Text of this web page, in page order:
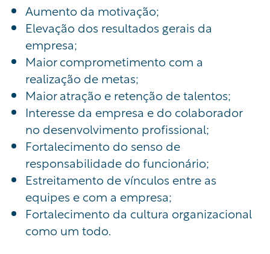
Aumento da motivação;
Elevação dos resultados gerais da
empresa;
Maior comprometimento com a
realização de metas;
Maior atração e retenção de talentos;
Interesse da empresa e do colaborador
no desenvolvimento profissional;
Fortalecimento do senso de
responsabilidade do funcionário;
Estreitamento de vínculos entre as
equipes e com a empresa;
Fortalecimento da cultura organizacional
como um todo.